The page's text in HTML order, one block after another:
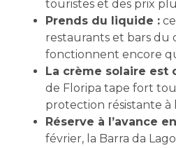
touristes et des prix
Prends du liquide :
restaurants et bars du
fonctionnent encore
La crème solaire est
de Floripa tape fort
protection résistante à
Réserve à l’avance
février, la Barra da